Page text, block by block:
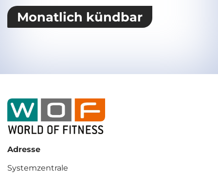
Monatlich kündbar
Adresse
Systemzentrale